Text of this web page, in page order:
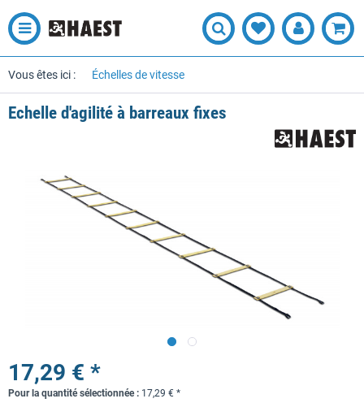
Vous êtes ici : Échelles de vitesse
Echelle d'agilité à barreaux fixes
17,29 € *
Pour la quantité sélectionnée : 17,29 € *